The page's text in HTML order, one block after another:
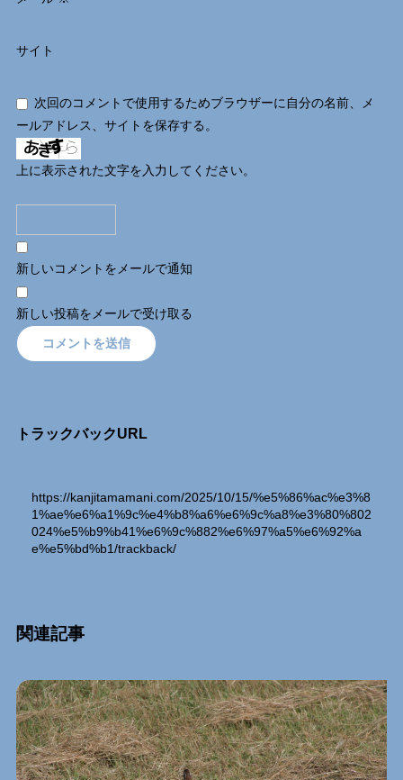
サイト
次回のコメントで使用するためブラウザーに自分の名前、メ
ールアドレス、サイトを保存する。
上に表示された文字を入力してください。
新しいコメントをメールで通知
新しい投稿をメールで受け取る
トラックバックURL
https://kanjitamamani.com/2025/10/15/%e5%86%ac%e3%8
1%ae%e6%a1%9c%e4%b8%a6%e6%9c%a8%e3%80%802
024%e5%b9%b41%e6%9c%882%e6%97%a5%e6%92%a
e%e5%bd%b1/trackback/
関連記事Relation Entry